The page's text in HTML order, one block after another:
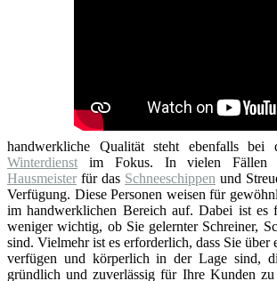
handwerkliche Qualität steht ebenfalls bei
Winterdienst im Fokus. In vielen Fällen
Hausmeister für das Schneeschippen und
Verfügung. Diese Personen weisen für
im handwerklichen Bereich auf. Dabei ist es
weniger wichtig, ob Sie gelernter Schreiner,
sind. Vielmehr ist es erforderlich, dass Sie über
verfügen und körperlich in der Lage sind,
gründlich und zuverlässig für Ihre Kunden zu